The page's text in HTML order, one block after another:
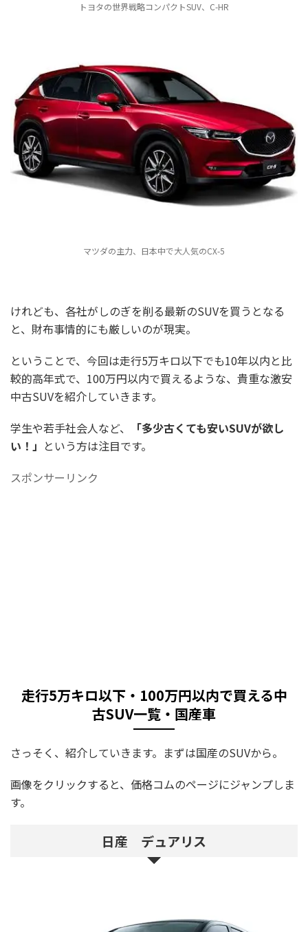
トヨタの世界戦略コンパクトSUV、C-HR
マツダの主力、日本中で大人気のCX-5
けれども、各社がしのぎを削る最新のSUVを買うとなる
と、財布事情的にも厳しいのが現実。
ということで、今回は走行5万キロ以下でも10年以内と比
較的高年式で、100万円以内で買えるような、貴重な激安
中古SUVを紹介していきます。
学生や若手社会人など、
「多少古くても安いSUVが欲し
い！」 という方は注目です。
スポンサーリンク
走行5万キロ以下・100万円以内で買える中
古SUV一覧・国産車
さっそく、紹介していきます。まずは国産のSUVから。
画像をクリックすると、価格コムのページにジャンプしま
す。
日産 デュアリス